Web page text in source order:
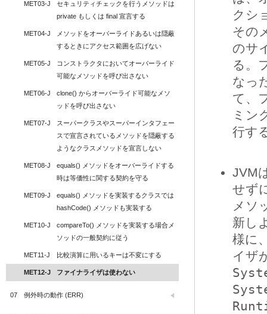
クシ
その
のサ
る。
なっ
て、
ミン
行す
JVM
せず
メソ
新し
様に
イザ
MET03-J
セキュリティチェックを行うメソッドは
private もしくは final 宣言する
MET04-J
メソッドをオーバーライドあるいは隠蔽
するときにアクセス範囲を広げない
MET05-J
コンストラクタにおいてオーバーライド
可能なメソッドを呼び出さない
MET06-J
clone() からオーバーライド可能なメソ
ッドを呼び出さない
MET07-J
スーパークラスやスーパーインタフェー
スで宣言されているメソッドを隠蔽する
ようなクラスメソッドを宣言しない
MET08-J
equals() メソッドをオーバーライドする
時は等価性に関する契約を守る
MET09-J
equals() メソッドを実装するクラスでは
hashCode() メソッドも実装する
MET10-J
compareTo() メソッドを実装する場合メ
ソッドの一般契約に従う
MET11-J 比較演算に用いるキーは不変にする
MET12-J ファイナライザは使わない
07 例外時の動作 (ERR)